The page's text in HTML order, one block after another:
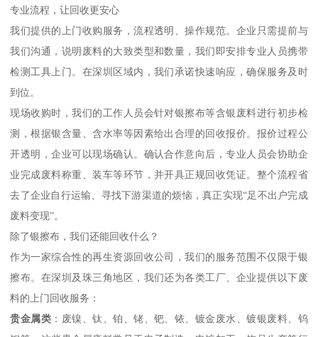
专业流程，让回收更安心
我们提供的上门收购服务，流程透明、操作规范。企业只需提前与
我们沟通，说明废料的大致类型和数量，我们即安排专业人员携带
检测工具上门。在深圳区域内，我们承诺快速响应，确保服务及时
到位。
现场收购时，我们的工作人员会针对银擦布等含银废料进行初步检
测，根据银含量、含水率等因素给出合理的回收报价。报价过程公
开透明，企业可以现场确认。确认合作意向后，专业人员会协助企
业完成废料称重、装车等环节，并开具正规回收凭证。整个流程省
去了企业自行运输、寻找下游渠道的烦恼，真正实现“足不出户完成
废料变现”。
除了银擦布，我们还能回收什么？
作为一家综合性的再生资源回收公司，我们的服务范围不仅限于银
擦布。在深圳及珠三角地区，我们还为各类工厂、企业提供以下废
料的上门回收服务：
贵金属类 ：废镍、钛、铂、铑、钯、铱、镀金废水、镀银废料、钨